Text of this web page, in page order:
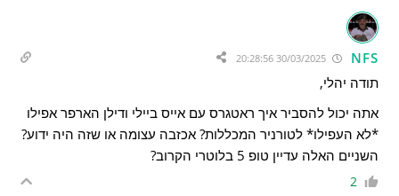
NFS
תודה יהלי,
אתה יכול להסביר איך ראטגרס עם אייס ביילי ודילן הארפר אפילו
*לא העפילו* לטורניר המכללות? אכזבה עצומה או שזה היה ידוע?
השניים האלה עדיין טופ 5 בלוטרי הקרוב?
2